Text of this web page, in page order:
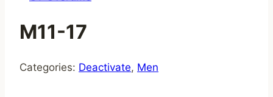
M11-17
Categories: Deactivate, Men